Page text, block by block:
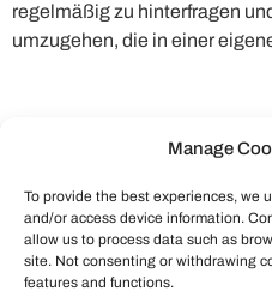
Manage
To provide the best experiences, we
and/or access device information.
allow us to process data such as
site. Not consenting or withdrawing
features and functions.
regelmäßig zu hinterfragen
umzugehen, die in einer